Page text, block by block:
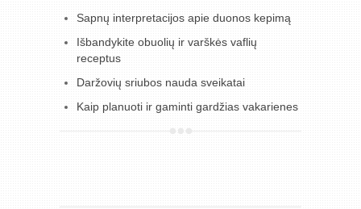
Sapnų interpretacijos apie duonos kepimą
Išbandykite obuolių ir varškės vaflių
receptus
Daržovių sriubos nauda sveikatai
Kaip planuoti ir gaminti gardžias vakarienes